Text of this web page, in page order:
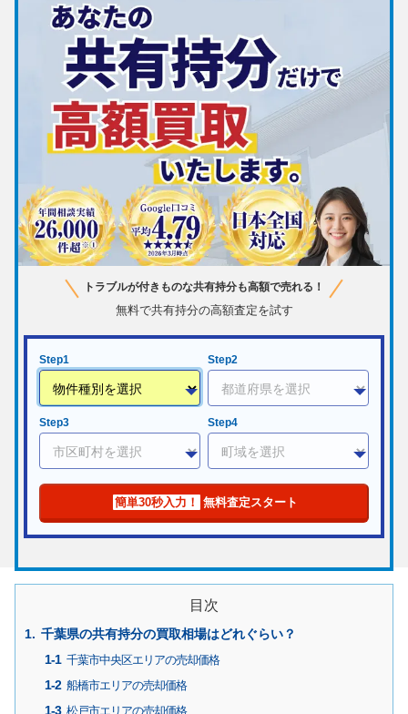
トラブルが付きものな共有持分も高額で売れる！
無料で共有持分の高額査定を試す
Step1 Step2
Step3 Step4
簡単30秒入力！ 無料査定スタート
目次
千葉県の共有持分の買取相場はどれぐらい？
千葉市中央区エリアの売却価格
船橋市エリアの売却価格
松戸市エリアの売却価格